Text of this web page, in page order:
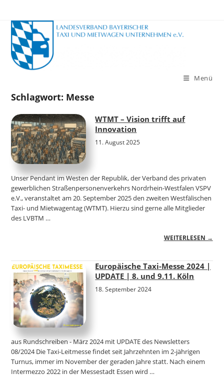
Inhalt
springen
Menü
Schlagwort: Messe
WTMT – Vision trifft auf
Innovation
11. August 2025
Unser Pendant im Westen der Republik, der Verband des privaten
gewerblichen Straßenpersonenverkehrs Nordrhein-Westfalen VSPV
e.V., veranstaltet am 20. September 2025 den zweiten Westfälischen
Taxi- und Mietwagentag (WTMT). Hierzu sind gerne alle Mitglieder
des LVBTM …
WEITERLESEN →
Europäische Taxi-Messe 2024 |
UPDATE | 8. und 9.11. Köln
18. September 2024
aus Rundschreiben - März 2024 mit UPDATE des Newsletters
08/2024 Die Taxi-Leitmesse findet seit Jahrzehnten im 2-jährigen
Turnus, immer im November der geraden Jahre statt. Nach einem
Intermezzo 2022 in der Messestadt Essen wird …